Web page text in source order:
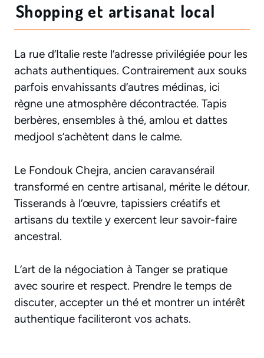
Shopping et artisanat local
La rue d’Italie reste l’adresse privilégiée pour les
achats authentiques. Contrairement aux souks
parfois envahissants d’autres médinas, ici
règne une atmosphère décontractée. Tapis
berbères, ensembles à thé, amlou et dattes
medjool s’achètent dans le calme.
Le Fondouk Chejra, ancien caravansérail
transformé en centre artisanal, mérite le détour.
Tisserands à l’œuvre, tapissiers créatifs et
artisans du textile y exercent leur savoir-faire
ancestral.
L’art de la négociation à Tanger se pratique
avec sourire et respect. Prendre le temps de
discuter, accepter un thé et montrer un intérêt
authentique faciliteront vos achats.